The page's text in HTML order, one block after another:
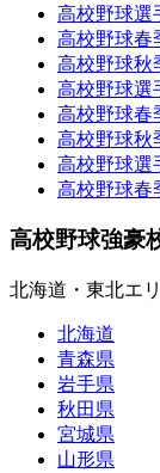
高校野球選
高校野球春
高校野球秋
高校野球選
高校野球春
高校野球秋
高校野球選
高校野球春
高校野球強豪
北海道・東北エ
北海道
青森県
岩手県
秋田県
宮城県
山形県